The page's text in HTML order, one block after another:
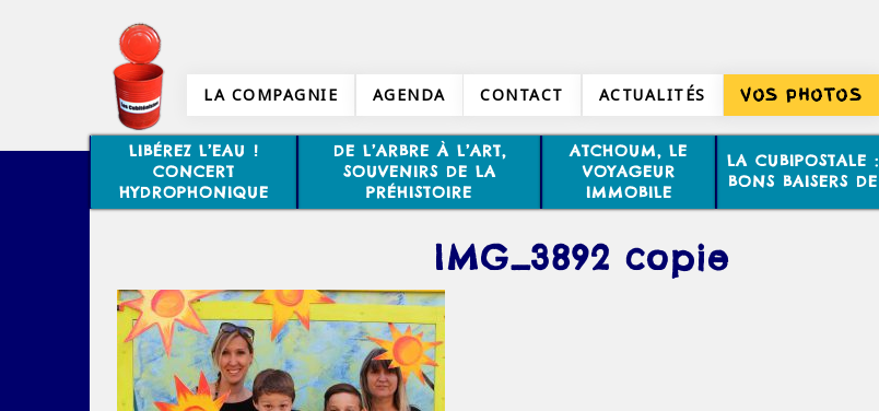
LA COMPAGNIE AGENDA CONTACT ACTUALITÉS VOS PHOTOS
LIBÉREZ L’EAU !
CONCERT
HYDROPHONIQUE
DE L’ARBRE À L’ART,
SOUVENIRS DE LA
PRÉHISTOIRE
ATCHOUM, LE
VOYAGEUR
IMMOBILE
LA CUBIPOSTALE :
BONS BAISERS DE
IMG_3892 copie